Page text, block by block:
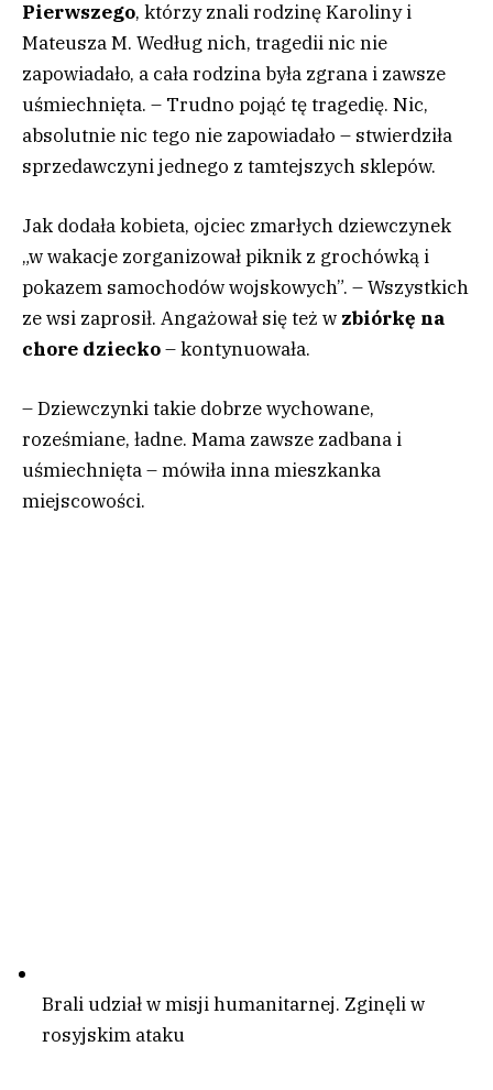
Pierwszego, którzy znali rodzinę Karoliny i
Mateusza M. Według nich, tragedii nic nie
zapowiadało, a cała rodzina była zgrana i zawsze
uśmiechnięta. – Trudno pojąć tę tragedię. Nic,
absolutnie nic tego nie zapowiadało – stwierdziła
sprzedawczyni jednego z tamtejszych sklepów.
Jak dodała kobieta, ojciec zmarłych dziewczynek
„w wakacje zorganizował piknik z grochówką i
pokazem samochodów wojskowych”. – Wszystkich
ze wsi zaprosił. Angażował się też w zbiórkę na
chore dziecko– kontynuowała.
– Dziewczynki takie dobrze wychowane,
roześmiane, ładne. Mama zawsze zadbana i
uśmiechnięta – mówiła inna mieszkanka
miejscowości.
Brali udział w misji humanitarnej. Zginęli w
rosyjskim ataku